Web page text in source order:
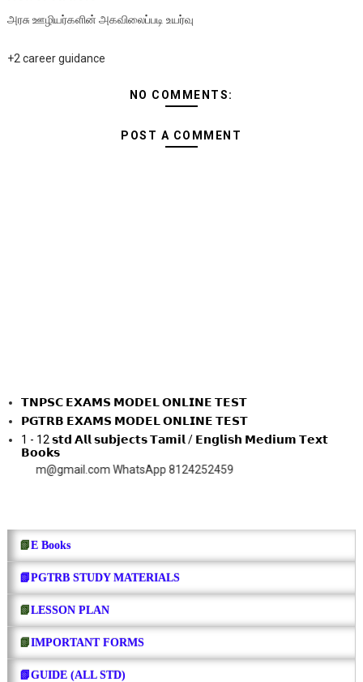
அரசு ஊழியர்களின் அகவிலைப்படி உயர்வு
+2 career guidance
NO COMMENTS:
POST A COMMENT
𝗧𝗡𝗣𝗦𝗖 𝗘𝗫𝗔𝗠𝗦 𝗠𝗢𝗗𝗘𝗟 𝗢𝗡𝗟𝗜𝗡𝗘 𝗧𝗘𝗦𝗧
𝗣𝗚𝗧𝗥𝗕 𝗘𝗫𝗔𝗠𝗦 𝗠𝗢𝗗𝗘𝗟 𝗢𝗡𝗟𝗜𝗡𝗘 𝗧𝗘𝗦𝗧
1 - 12 𝘀𝘁𝗱 𝗔𝗹𝗹 𝘀𝘂𝗯𝗷𝗲𝗰𝘁𝘀 𝗧𝗮𝗺𝗶𝗹 / 𝗘𝗻𝗴𝗹𝗶𝘀𝗵 𝗠𝗲𝗱𝗶𝘂𝗺 𝗧𝗲𝘅𝘁
𝗕𝗼𝗼𝗸𝘀
WhatsApp 8124252459
📗E Books
📗PGTRB STUDY MATERIALS
📗LESSON PLAN
📗IMPORTANT FORMS
📗GUIDE (ALL STD)